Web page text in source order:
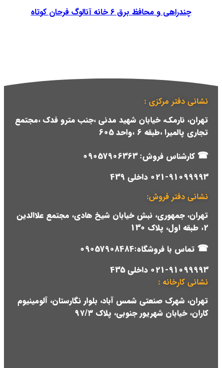
چندراهی و محافظ برق 6 خانه آنالوگ فرحان کوتاه
نشانی دفتر مرکزی :
تهران، نارمک، خیابان شهید مدنی ،جنب مترو فدک ،مجتمع
تجاری پالمیرا ،طبقه 6 ،واحد 605
☎کارشناس فروش:09057906363
021-91099993 داخلی 439
نشانی دفتر فروش:
تهران، جمهوری، نبش خیابان شیخ هادی، مجتمع علاالدین
2، طبقه اول، پلاک 130
☎ تماس با فروشگاه:09057908484
021-91099993 داخلی 435
نشانی کارخانه :
تهران، شهرک صنعتی شمس آباد، بلوار نگارستان، آلومینیوم
کاران، خیابان شهریور جنوبی، پلاک ۹۷/۳